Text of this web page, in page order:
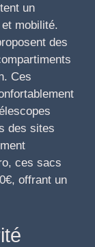
un
mobilité.
des
Ces
des sites
ces sacs
offrant un